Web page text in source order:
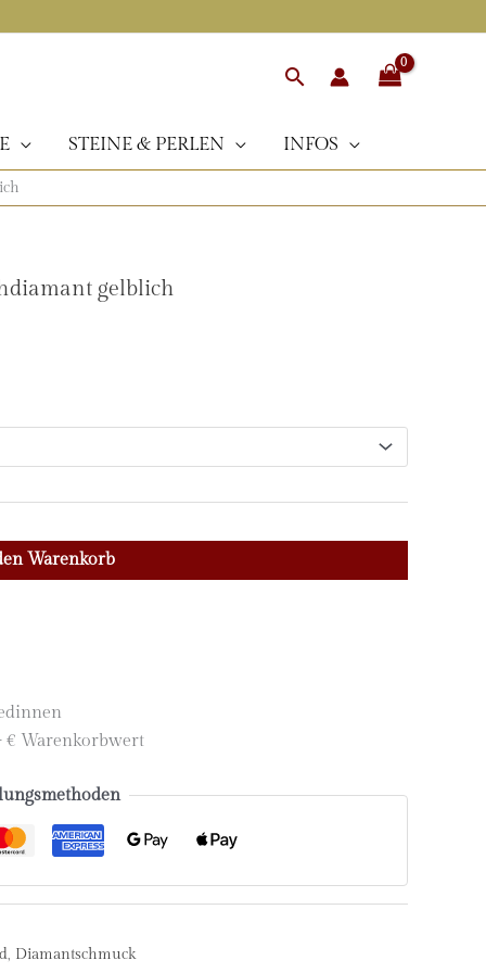
Suchen
STEINE & PERLEN INFOS
gelblich
Warenkorb
€ Warenkorbwert
, Diamantschmuck